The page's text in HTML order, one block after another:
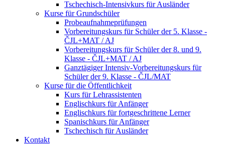
Tschechisch-Intensivkurs für Ausländer
Kurse für Grundschüler
Probeaufnahmeprüfungen
Vorbereitungskurs für Schüler der 5. Klasse -
ČJL+MAT / AJ
Vorbereitungskurs für Schüler der 8. und 9.
Klasse - ČJL+MAT / AJ
Ganztägiger Intensiv-Vorbereitungskurs für
Schüler der 9. Klasse - ČJL/MAT
Kurse für die Öffentlichkeit
Kurs für Lehrassistenten
Englischkurs für Anfänger
Englischkurs für fortgeschrittene Lerner
Spanischkurs für Anfänger
Tschechisch für Ausländer
Kontakt